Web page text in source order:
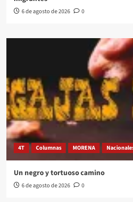
6 de agosto de 2026 0
4T Columnas MORENA
Un negro y tortuoso camino
6 de agosto de 2026 0